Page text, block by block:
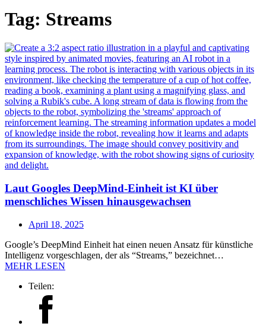
Tag: Streams
Laut Googles DeepMind-Einheit ist KI über
menschliches Wissen hinausgewachsen
April 18, 2025
Google’s DeepMind Einheit hat einen neuen Ansatz für künstliche
Intelligenz vorgeschlagen, der als “Streams,” bezeichnet…
MEHR LESEN
Teilen: